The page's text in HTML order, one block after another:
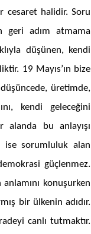
cesaret halidir. Soru
geri adım atmama
düşünen, kendi
19 Mayıs’ın bize
düşüncede, üretimde,
kendi geleceğini
bu anlayışı
ise sorumluluk alan
güçlenmez.
konuşurken
bir ülkenin adıdır.
canlı tutmaktır.